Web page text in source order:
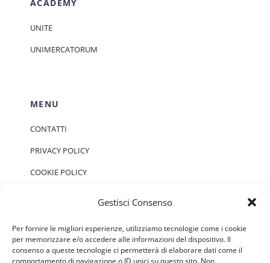
Gestisci Consenso
Per fornire le migliori esperienze, utilizziamo tecnologie come i cookie
per memorizzare e/o accedere alle informazioni del dispositivo. Il
consenso a queste tecnologie ci permetterà di elaborare dati come il
comportamento di navigazione o ID unici su questo sito. Non
ACADEMY
UNITE
UNIMERCATORUM
MENU
CONTATTI
PRIVACY POLICY
COOKIE POLICY
EVENTI
Non ci sono eventi previsti.